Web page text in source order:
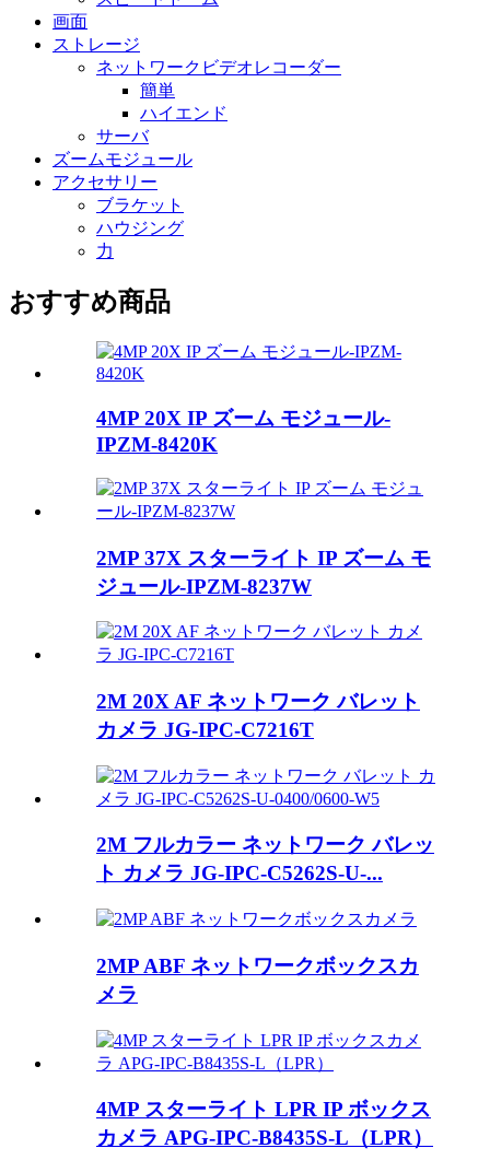
画面
ストレージ
ネットワークビデオレコーダー
簡単
ハイエンド
サーバ
ズームモジュール
アクセサリー
ブラケット
ハウジング
力
おすすめ商品
4MP 20X IP ズーム モジュール-
IPZM-8420K
2MP 37X スターライト IP ズーム モ
ジュール-IPZM-8237W
2M 20X AF ネットワーク バレット
カメラ JG-IPC-C7216T
2M フルカラー ネットワーク バレッ
ト カメラ JG-IPC-C5262S-U-...
2MP ABF ネットワークボックスカ
メラ
4MP スターライト LPR IP ボックス
カメラ APG-IPC-B8435S-L（LPR）